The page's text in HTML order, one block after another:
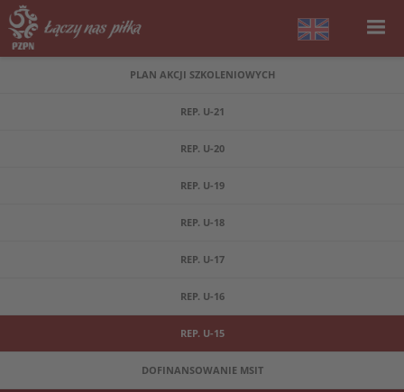
PLAN AKCJI SZKOLENIOWYCH
REP. U-21
REP. U-20
REP. U-19
REP. U-18
REP. U-17
REP. U-16
REP. U-15
DOFINANSOWANIE MSIT